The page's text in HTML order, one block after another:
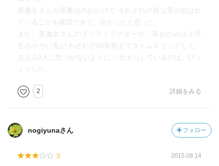
黒魔女さんの黒魔法のおかげで それぞれの祖父母が結ばれ
ていることを確認できて、良かったと思った。
また、黒魔女さんのインストラクターや、若おかみは小学
生の小さい鬼が わざわざ60年前までタイムスリップして、
主人公2人に気づかないように いたずらしているのは、びっ
くりした。
2 詳細をみる
nogiyunaさん フォロー
3 2015.08.14